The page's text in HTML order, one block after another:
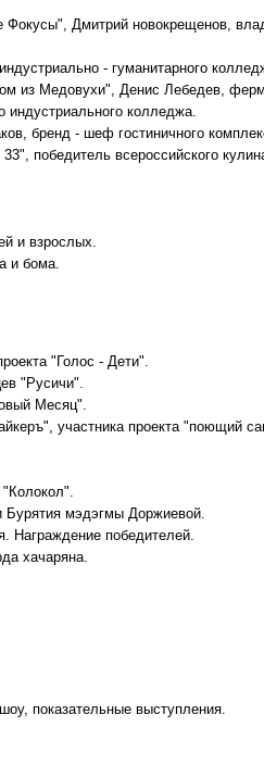
Дмитрий новокрещенов,
- гуманитарного
из Медовухи", Денис Лебедев,
индустриального колледжа.
бренд - шеф гостиничного
победитель всероссийского
и взрослых.
и бома.
"Голос - Дети".
"Русичи".
Месяц".
участника проекта "поющий
Бурятия мэдэгмы Доржиевой.
Награждение победителей.
хачаряна.
показательные выступления.